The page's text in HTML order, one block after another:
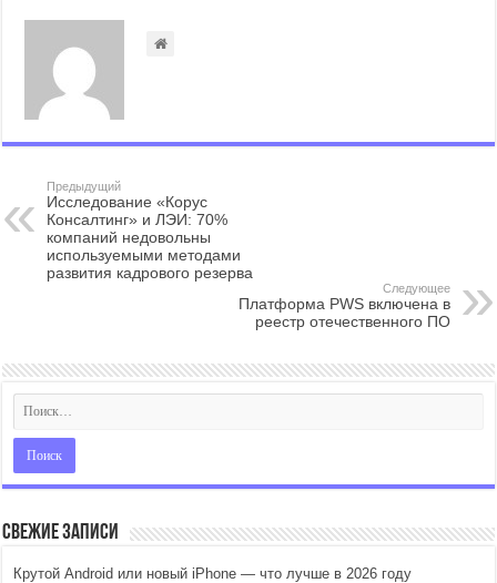
Предыдущий
Исследование «Корус
Консалтинг» и ЛЭИ: 70%
компаний недовольны
используемыми методами
развития кадрового резерва
Следующее
Платформа PWS включена в
реестр отечественного ПО
Свежие записи
Крутой Android или новый iPhone — что лучше в 2026 году